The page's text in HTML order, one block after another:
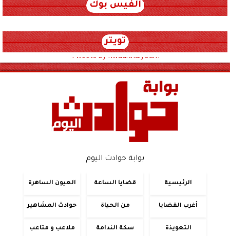
الفيس بوك
تويتر
Tweets by hwadithalyoum
بوابة حوادث اليوم
الرئيسية قضايا الساعة العيون الساهرة
أغرب القضايا من الحياة حوادث المشاهير
التعويذة سكة الندامة ملاعب و متاعب